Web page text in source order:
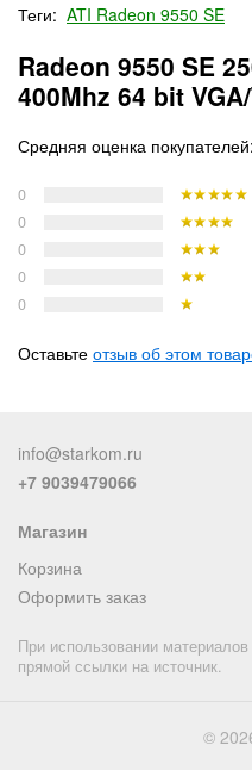
Теги: ATI Radeon 9550 SE
Radeon 9550 SE
400Mhz 64 bit
Средняя оценка
0
0
0
0
0
Оставьте отзыв об этом
info@starkom.ru
+7 9039479066
Магазин
Корзина
Оформить заказ
При использовании
прямой ссылки на источник.
©